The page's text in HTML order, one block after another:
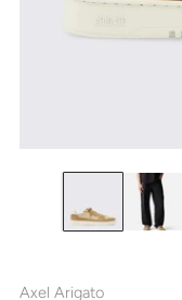
Axel Arigato